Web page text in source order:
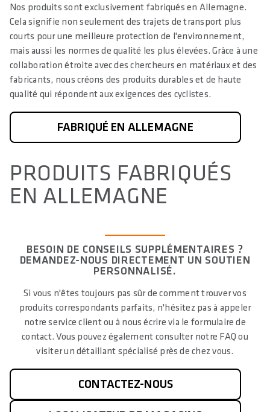
Nos produits sont exclusivement fabriqués en Allemagne.
Cela signifie non seulement des trajets de transport plus
courts pour une meilleure protection de l'environnement,
mais aussi les normes de qualité les plus élevées. Grâce à une
collaboration étroite avec des chercheurs en matériaux et des
fabricants, nous créons des produits durables et de haute
qualité qui répondent aux exigences des cyclistes.
FABRIQUÉ EN ALLEMAGNE
PRODUITS FABRIQUÉS
EN ALLEMAGNE
BESOIN DE CONSEILS SUPPLÉMENTAIRES ?
DEMANDEZ-NOUS DIRECTEMENT UN SOUTIEN
PERSONNALISÉ.
Si vous n'êtes toujours pas sûr de comment trouver vos
produits correspondants parfaits, n'hésitez pas à appeler
notre service client ou à nous écrire via le formulaire de
contact. Vous pouvez également consulter notre FAQ ou
visiter un détaillant spécialisé près de chez vous.
CONTACTEZ-NOUS